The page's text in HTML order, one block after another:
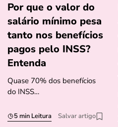
Por que o valor do
salário mínimo pesa
tanto nos benefícios
pagos pelo INSS?
Entenda
Quase 70% dos benefícios
do INSS…
5 min Leitura Salvar artigo